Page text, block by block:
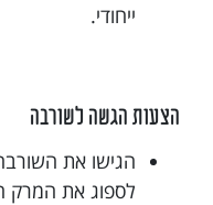
ייחודי.
הצעות הגשה לשורבה
הגישו את
לספוג את המרק